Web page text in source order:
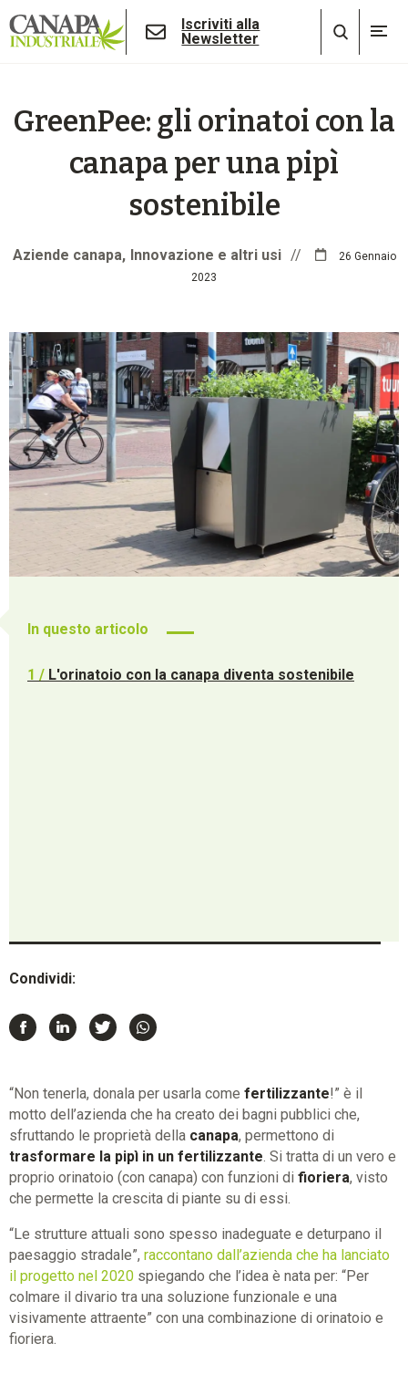
Iscriviti alla
Newsletter
GreenPee: gli orinatoi con la
canapa per una pipì
sostenibile
Aziende canapa Innovazione e altri usi //
26 Gennaio
2023
In questo articolo
1 / L'orinatoio con la canapa diventa sostenibile
Condividi:
“Non tenerla, donala per usarla come fertilizzante!” è il
motto dell’azienda che ha creato dei bagni pubblici che,
sfruttando le proprietà della canapa, permettono di
trasformare la pipì in un fertilizzante. Si tratta di un vero e
proprio orinatoio (con canapa) con funzioni di fioriera, visto
che permette la crescita di piante su di essi.
“Le strutture attuali sono spesso inadeguate e deturpano il
paesaggio stradale”, raccontano dall’azienda che ha lanciato
il progetto nel 2020 spiegando che l’idea è nata per: “Per
colmare il divario tra una soluzione funzionale e una
visivamente attraente” con una combinazione di orinatoio e
fioriera.